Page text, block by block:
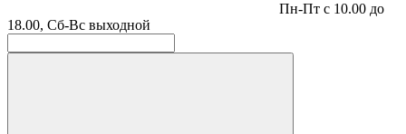
Пн-Пт с 10.00 до
18.00, Сб-Вс выходной